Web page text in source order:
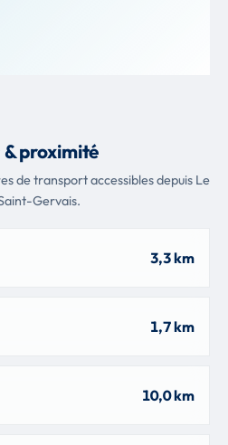
& proximité
de transport accessibles depuis Le
Gervais.
3,3 km
1,7 km
10,0 km